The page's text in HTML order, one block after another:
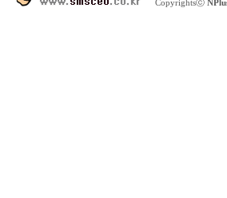
Copyrightsⓒ